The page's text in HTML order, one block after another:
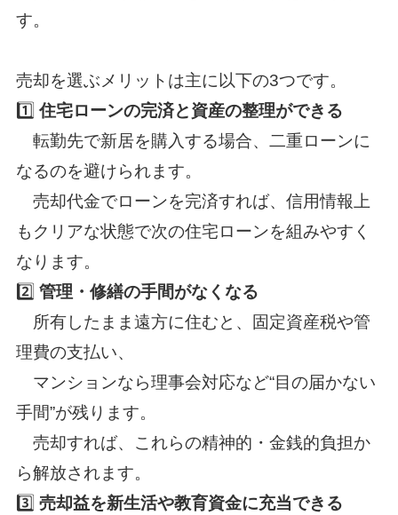
す。
売却を選ぶメリットは主に以下の3つです。
1️⃣ 住宅ローンの完済と資産の整理ができる
転勤先で新居を購入する場合、二重ローンに
なるのを避けられます。
売却代金でローンを完済すれば、信用情報上
もクリアな状態で次の住宅ローンを組みやすく
なります。
2️⃣ 管理・修繕の手間がなくなる
所有したまま遠方に住むと、固定資産税や管
理費の支払い、
マンションなら理事会対応など“目の届かない
手間”が残ります。
売却すれば、これらの精神的・金銭的負担か
ら解放されます。
3️⃣ 売却益を新生活や教育資金に充当できる